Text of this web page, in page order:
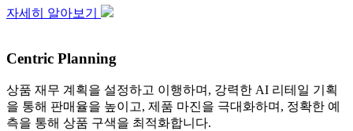
자세히 알아보기
Centric Planning
상품 재무 계획을 설정하고 이행하며, 강력한 AI 리테일 기획
을 통해 판매율을 높이고, 제품 마진을 극대화하며, 정확한 예
측을 통해 상품 구색을 최적화합니다.